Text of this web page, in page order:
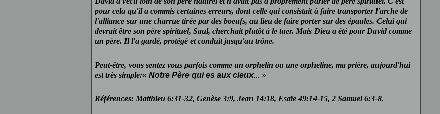
pour cela qu'il a commis certaines erreurs, dont celle qui consistait à faire transporter l'arche de
l'alliance sur une charrue tirée par des boeufs, au lieu de faire porter sur des épaules. Celui qui
devrait être son père spirituel, Saul, cherchait plutôt à le tuer. Mais Dieu a été pour David comme
un père. Il l'a gardé, protégé et conduit jusqu'au trône.
Peut-être, vous sentez vous parfois comme un orphelin ou une orpheline, ma prière, aujourd'hui
est très simple:« Notre Père qui es aux cieux... »
Références: Matthieu 6:31-32, Genèse 3:9, Jean 14:18, Esaïe 49:14-15, 2 Samuel 6:3-8.